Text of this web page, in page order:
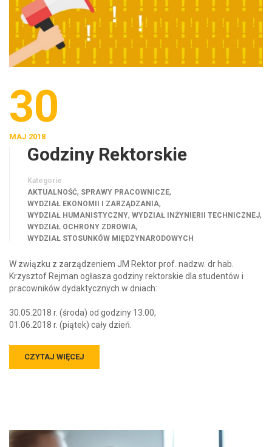
30
MAJ 2018
Godziny Rektorskie
Kategorie
AKTUALNOŚĆ, SPRAWY PRACOWNICZE,
WYDZIAŁ EKONOMII I ZARZĄDZANIA,
WYDZIAŁ HUMANISTYCZNY, WYDZIAŁ INŻYNIERII TECHNICZNEJ,
WYDZIAŁ OCHRONY ZDROWIA,
WYDZIAŁ STOSUNKÓW MIĘDZYNARODOWYCH
W związku z zarządzeniem JM Rektor prof. nadzw. dr hab.
Krzysztof Rejman ogłasza godziny rektorskie dla studentów i
pracowników dydaktycznych w dniach:
30.05.2018 r. (środa) od godziny 13.00,
01.06.2018 r. (piątek) cały dzień.
CZYTAJ WIĘCEJ